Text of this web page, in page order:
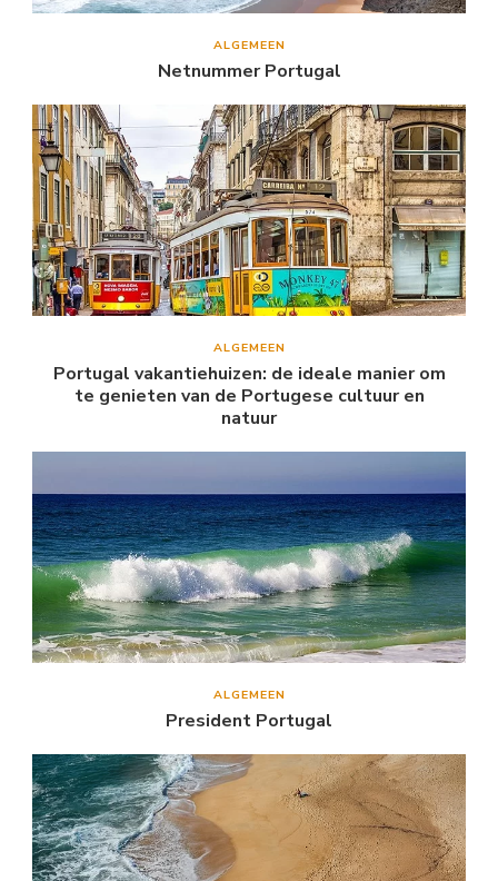
ALGEMEEN
Netnummer Portugal
ALGEMEEN
Portugal vakantiehuizen: de ideale manier om
te genieten van de Portugese cultuur en
natuur
ALGEMEEN
President Portugal